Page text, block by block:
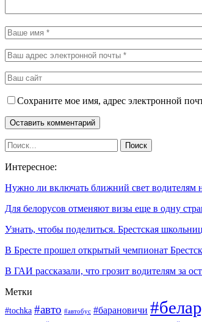
Сохраните мое имя, адрес электронной
Интересное:
Нужно ли включать ближний свет водителям
Для белорусов отменяют визы еще в одну
Узнать, чтобы поделиться. Брестская
В Бресте прошел открытый чемпионат
В ГАИ рассказали, что грозит водителям за
Метки
#tochka #авто #автобус #барановичи